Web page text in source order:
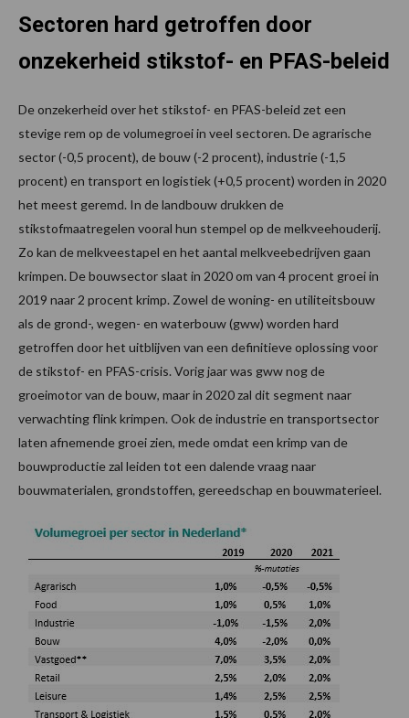
Sectoren hard getroffen door
onzekerheid stikstof- en PFAS-beleid
De onzekerheid over het stikstof- en PFAS-beleid zet een
stevige rem op de volumegroei in veel sectoren. De agrarische
sector (-0,5 procent), de bouw (-2 procent), industrie (-1,5
procent) en transport en logistiek (+0,5 procent) worden in 2020
het meest geremd. In de landbouw drukken de
stikstofmaatregelen vooral hun stempel op de melkveehouderij.
Zo kan de melkveestapel en het aantal melkveebedrijven gaan
krimpen. De bouwsector slaat in 2020 om van 4 procent groei in
2019 naar 2 procent krimp. Zowel de woning- en utiliteitsbouw
als de grond-, wegen- en waterbouw (gww) worden hard
getroffen door het uitblijven van een definitieve oplossing voor
de stikstof- en PFAS-crisis. Vorig jaar was gww nog de
groeimotor van de bouw, maar in 2020 zal dit segment naar
verwachting flink krimpen. Ook de industrie en transportsector
laten afnemende groei zien, mede omdat een krimp van de
bouwproductie zal leiden tot een dalende vraag naar
bouwmaterialen, grondstoffen, gereedschap en bouwmaterieel.